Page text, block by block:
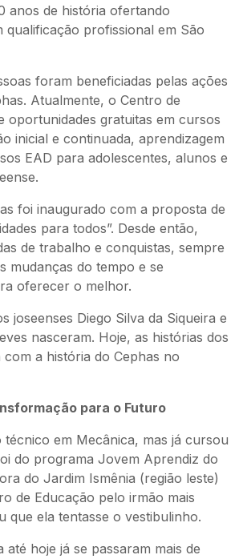
anos de história ofertando
qualificação profissional em São
foram beneficiadas pelas ações
Atualmente, o Centro de
oportunidades gratuitas em cursos
inicial e continuada, aprendizagem
EAD para adolescentes, alunos e
foi inaugurado com a proposta de
para todos”. Desde então,
de trabalho e conquistas, sempre
mudanças do tempo e se
oferecer o melhor.
joseenses Diego Silva da Siqueira e
nasceram. Hoje, as histórias dos
a história do Cephas no
para o Futuro
técnico em Mecânica, mas já cursou
do programa Jovem Aprendiz do
do Jardim Ismênia (região leste)
de Educação pelo irmão mais
que ela tentasse o vestibulinho.
até hoje já se passaram mais de